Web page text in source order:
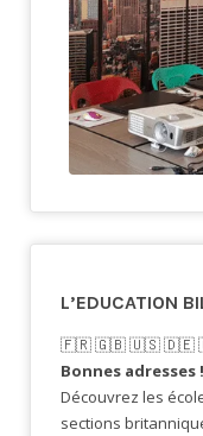
L’EDUCATION
🇫🇷​ 🇬🇧​ 🇺🇸​ 🇩🇪
Bonnes adresses !
Découvrez les
sections